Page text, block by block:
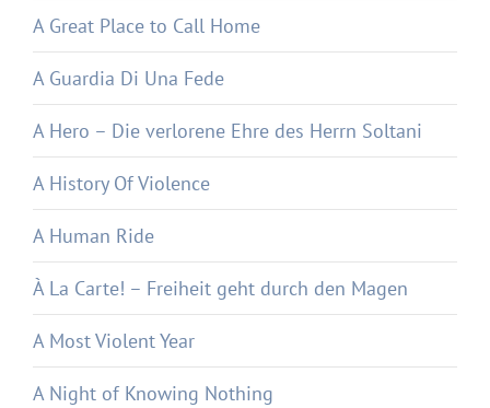
A Great Place to Call Home
A Guardia Di Una Fede
A Hero – Die verlorene Ehre des Herrn Soltani
A History Of Violence
A Human Ride
À La Carte! – Freiheit geht durch den Magen
A Most Violent Year
A Night of Knowing Nothing